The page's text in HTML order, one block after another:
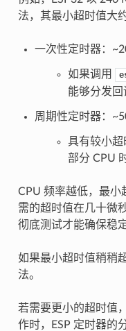
法，其最小超时值大
一次性定时器：
如果调用
能够分发回
周期性定时器：
具有较小超
部分 CPU
CPU 频率越低，最小
需的超时值在几十微
彻底测试才能确保稳
如果最小超时值稍稍
法。
若需要更小的超时值
作时，ESP 定时器的